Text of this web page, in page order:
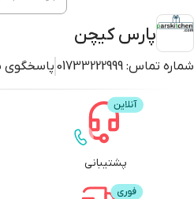
پارس کیچن
شماره تماس: 01733222999
پشتیبانی